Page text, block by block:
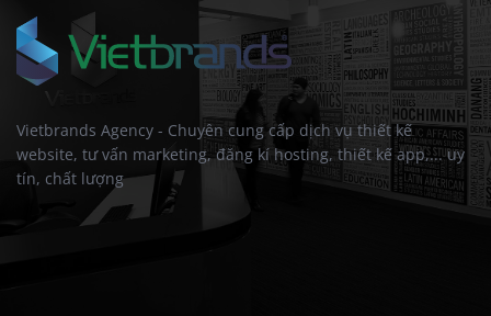
Vietbrands Agency - Chuyên cung cấp dịch vụ thiết kế
website, tư vấn marketing, đăng kí hosting, thiết kế app,... uy
tín, chất lượng